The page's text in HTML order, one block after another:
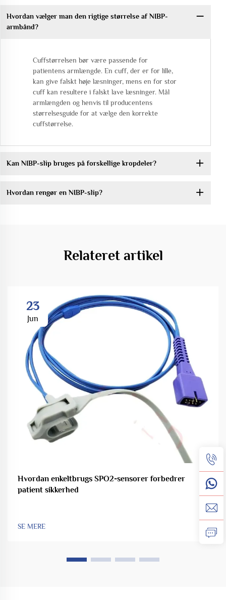
Hvordan vælger man den rigtige størrelse af NIBP-
armbånd?
Cuffstørrelsen bør være passende for
patientens armlængde. En cuff, der er for lille,
kan give falskt høje læsninger, mens en for stor
cuff kan resultere i falskt lave læsninger. Mål
armlængden og henvis til producentens
størrelsesguide for at vælge den korrekte
cuffstørrelse.
Kan NIBP-slip bruges på forskellige kropdeler?
Hvordan rengør en NIBP-slip?
Relateret artikel
23
Jun
Hvordan enkeltbrugs SPO2-sensorer forbedrer
patient sikkerhed
SE MERE